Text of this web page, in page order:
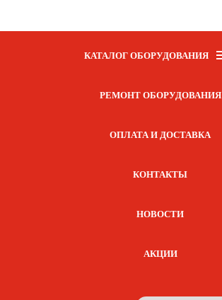
КАТАЛОГ ОБОРУДОВАНИЯ
РЕМОНТ ОБОРУДОВАНИЯ
ОПЛАТА И ДОСТАВКА
КОНТАКТЫ
НОВОСТИ
АКЦИИ